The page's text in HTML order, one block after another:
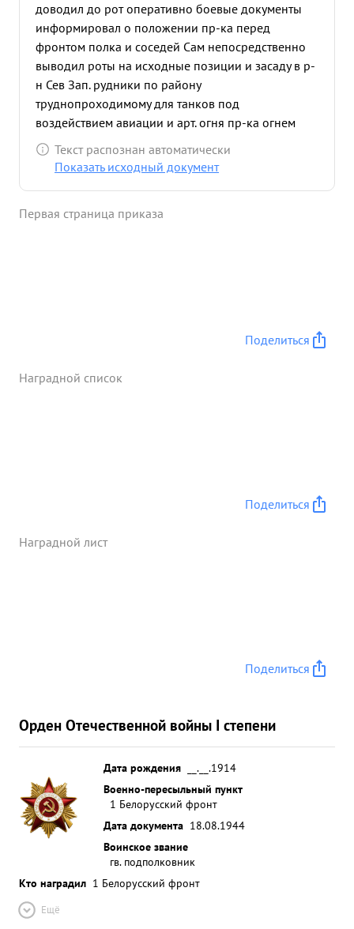
доводил до рот оперативно боевые документы
информировал о положении пр-ка перед
фронтом полка и соседей Сам непосредственно
выводил роты на исходные позиции и засаду в р-
н Сев Зап. рудники по району
труднопроходимому для танков под
воздействием авиации и арт. огня пр-ка огнем
танков из засад было приостановлено
продвижение противника 2 Ковельскому шоссе,
44г. правильно организовал взаимодействие
Текст распознан автоматически
Показать исходный документ
Первая страница приказа
Поделиться
Наградной список
Поделиться
Наградной лист
Поделиться
Орден Отечественной войны I степени
Дата рождения
__.__.1914
Военно-пересыльный пункт
1 Белорусский фронт
Дата документа 18.08.1944
Воинское звание
гв. подполковник
Кто наградил 1 Белорусский фронт
Ещё